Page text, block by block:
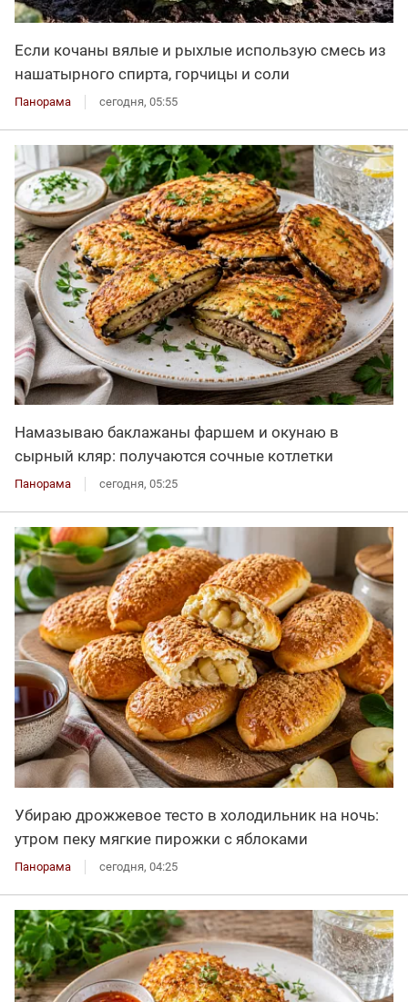
Если кочаны вялые и рыхлые использую смесь из
нашатырного спирта, горчицы и соли
Панорама сегодня, 05:55
Намазываю баклажаны фаршем и окунаю в
сырный кляр: получаются сочные котлетки
Панорама сегодня, 05:25
Убираю дрожжевое тесто в холодильник на ночь:
утром пеку мягкие пирожки с яблоками
Панорама сегодня, 04:25